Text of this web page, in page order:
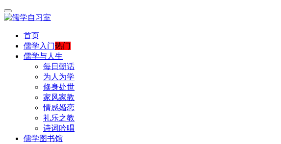
首页
儒学入门热门
儒学与人生
每日朝话
为人为学
修身处世
家风家教
情感婚恋
礼乐之教
诗词吟唱
儒学图书馆